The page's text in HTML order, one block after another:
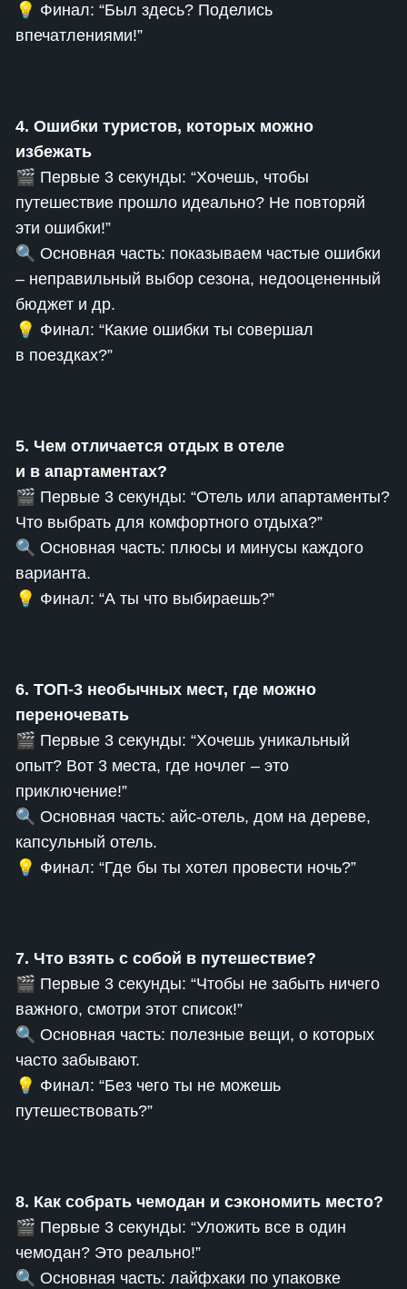
💡 Финал: “Был здесь? Поделись
впечатлениями!”
4. Ошибки туристов, которых можно
избежать
🎬 Первые 3 секунды: “Хочешь, чтобы
путешествие прошло идеально? Не повторяй
эти ошибки!”
🔍 Основная часть: показываем частые ошибки
– неправильный выбор сезона, недооцененный
бюджет и др.
💡 Финал: “Какие ошибки ты совершал
в поездках?”
5. Чем отличается отдых в отеле
и в апартаментах?
🎬 Первые 3 секунды: “Отель или апартаменты?
Что выбрать для комфортного отдыха?”
🔍 Основная часть: плюсы и минусы каждого
варианта.
💡 Финал: “А ты что выбираешь?”
6. ТОП-3 необычных мест, где можно
переночевать
🎬 Первые 3 секунды: “Хочешь уникальный
опыт? Вот 3 места, где ночлег – это
приключение!”
🔍 Основная часть: айс-отель, дом на дереве,
капсульный отель.
💡 Финал: “Где бы ты хотел провести ночь?”
7. Что взять с собой в путешествие?
🎬 Первые 3 секунды: “Чтобы не забыть ничего
важного, смотри этот список!”
🔍 Основная часть: полезные вещи, о которых
часто забывают.
💡 Финал: “Без чего ты не можешь
путешествовать?”
8. Как собрать чемодан и сэкономить место?
🎬 Первые 3 секунды: “Уложить все в один
чемодан? Это реально!”
🔍 Основная часть: лайфхаки по упаковке